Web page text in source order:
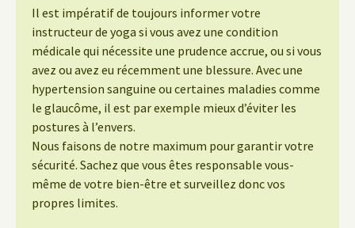
Il est impératif de toujours informer votre
instructeur de yoga si vous avez une condition
médicale qui nécessite une prudence accrue, ou si vous
avez ou avez eu récemment une blessure. Avec une
hypertension sanguine ou certaines maladies comme
le glaucôme, il est par exemple mieux d’éviter les
postures à l’envers.
Nous faisons de notre maximum pour garantir votre
sécurité. Sachez que vous êtes responsable vous-
même de votre bien-être et surveillez donc vos
propres limites.